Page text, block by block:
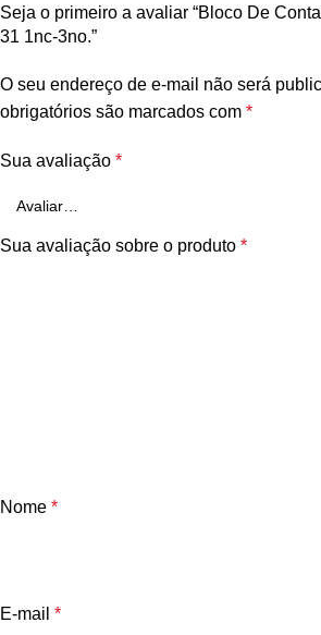
Seja o primeiro a avaliar “Bloco De
31 1nc-3no.”
O seu endereço de e-mail não será
obrigatórios são marcados com *
Sua avaliação *
Sua avaliação sobre o produto *
Nome *
E-mail *